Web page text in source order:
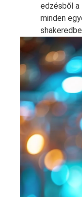
edzésből
minden